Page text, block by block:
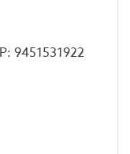
9451531922